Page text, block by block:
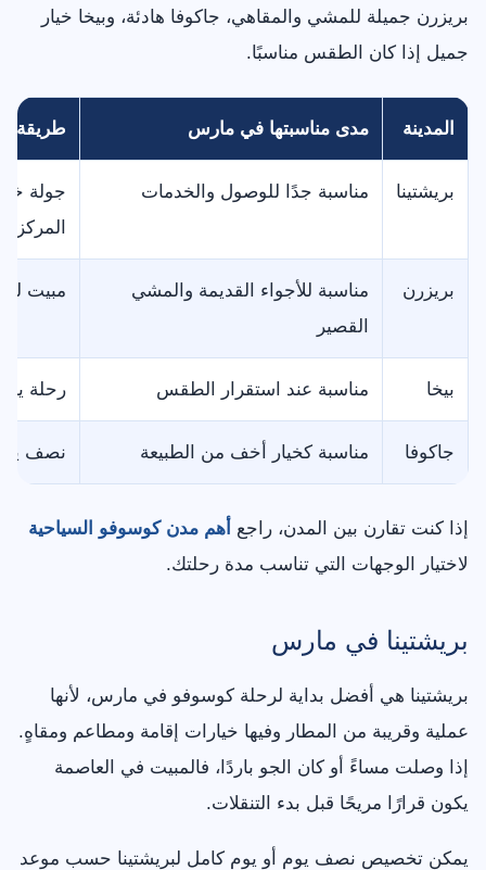
بريزرن جميلة للمشي والمقاهي، جاكوفا هادئة، وبيخا خيار
جميل إذا كان الطقس مناسبًا.
المدينة مدى مناسبتها في مارس طريقة
بريشتينا مناسبة جدًا للوصول والخدمات
جولة
المركز
بريزرن
مناسبة للأجواء القديمة والمشي
القصير
مبيت
بيخا مناسبة عند استقرار الطقس رحلة
جاكوفا مناسبة كخيار أخف من الطبيعة نصف
إذا كنت تقارن بين المدن، راجع أهم مدن كوسوفو السياحية
لاختيار الوجهات التي تناسب مدة رحلتك.
بريشتينا في مارس
بريشتينا هي أفضل بداية لرحلة كوسوفو في مارس، لأنها
عملية وقريبة من المطار وفيها خيارات إقامة ومطاعم ومقاهٍ.
إذا وصلت مساءً أو كان الجو باردًا، فالمبيت في العاصمة
يكون قرارًا مريحًا قبل بدء التنقلات.
يمكن تخصيص نصف يوم أو يوم كامل لبريشتينا حسب موعد